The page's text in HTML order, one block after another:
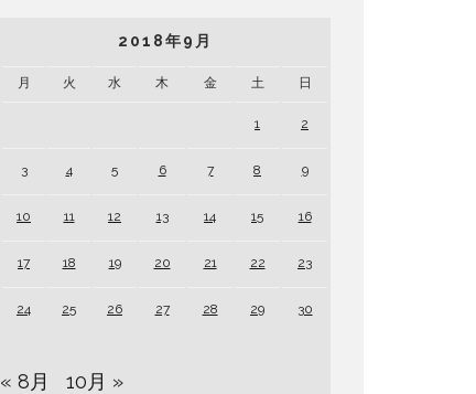
2018年9月
月 火 水 木 金 土 日
1 2
3 4 5 6 7 8 9
10 11 12 13 14 15 16
17 18 19 20 21 22 23
24 25 26 27 28 29 30
« 8月 10月 »